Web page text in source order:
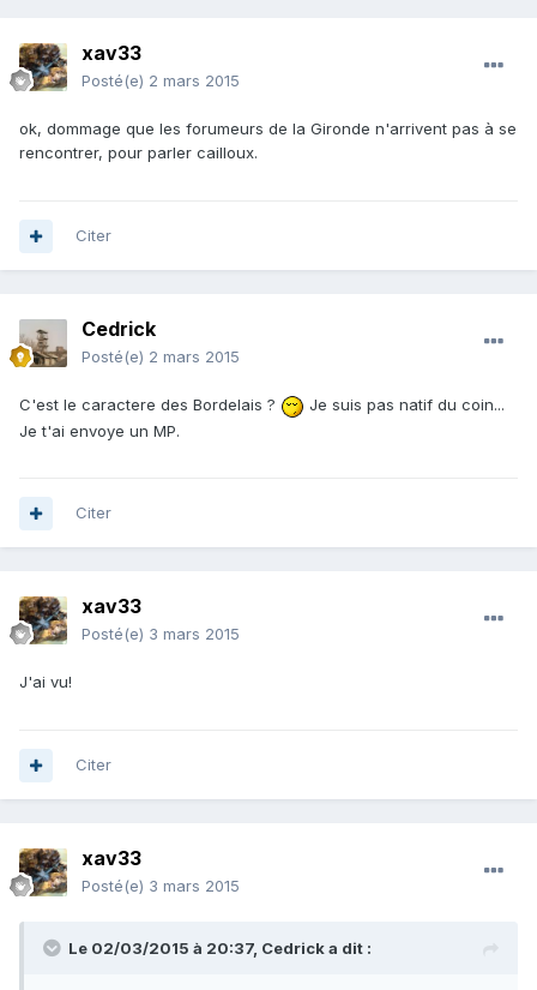
xav33
Posté(e) 2 mars 2015
ok, dommage que les forumeurs de la Gironde n'arrivent pas à se
rencontrer, pour parler cailloux.
Citer
Cedrick
Posté(e) 2 mars 2015
C'est le caractere des Bordelais ?
Je suis pas natif du coin...
Je t'ai envoye un MP.
Citer
xav33
Posté(e) 3 mars 2015
J'ai vu!
Citer
xav33
Posté(e) 3 mars 2015
Le 02/03/2015 à 20:37, Cedrick a dit :